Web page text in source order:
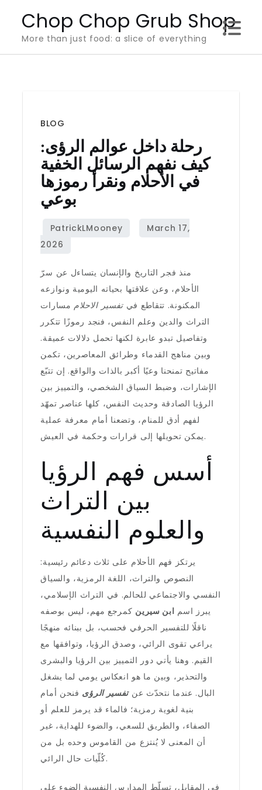
content
Chop Chop Grub Shop
More than just food: a slice of everything
BLOG
رحلة داخل عوالم الرؤى:
كيف نفهم الرسائل الخفية
في الأحلام ونقرأ رموزها
بوعي
منذ فجر التاريخ والإنسان يتساءل عن سرّ
الأحلام، وعن علاقتها بحياته اليومية ونوازعه
المكنونة. تتقاطع في تفسير الاحلاممسارات
التراث والدين وعلم النفس، فنجد رموزًا تتكرر
وتفاصيل تبدو عابرة لكنها تحمل دلالات عميقة.
وبين مناهج القدماء وطرائق المعاصرين، تكمن
مفاتيح تمنحنا وعيًا أكبر بالذات والواقع. إن تتبّع
الإشارات، وضبط السياق الشخصي، والتمييز بين
الرؤيا الصادقة وحديث النفس، كلها عناصر تمهّد
لفهم أدق للمنام، وتضعنا أمام معرفة عملية
يمكن تحويلها إلى قرارات وحكمة في العيش.
أسس فهم الرؤيا
بين التراث
والعلوم النفسية
يرتكز فهم الأحلام على ثلاث دعائم رئيسية:
النصوص والتراث، اللغة الرمزية، والسياق
النفسي والاجتماعي للحالم. في التراث الإسلامي،
يبرز اسم ابن سيرين كمرجع مهم، ليس بوصفه
ناقلًا للتفسير الحرفي فحسب، بل ببنائه منهجًا
يراعي تقوى الرائي، وصدق الرؤيا، وتوافقها مع
القيم. وهنا يأتي دور التمييز بين الرؤيا والبشرى
والتحذير، وبين ما هو انعكاس يومي لما يشغل
البال. عندما نتحدّث عنتفسير الرؤى فنحن أمام
بنية لغوية رمزية؛ فالماء قد يرمز للعلم أو
الصفاء، والطريق للسعي، والضوء للهداية، غير
أن المعنى لا يُنتزع من القاموس وحده بل من
كُلّيات حال الرائي.
في المقابل، تسلّط المدارس النفسية الضوء على